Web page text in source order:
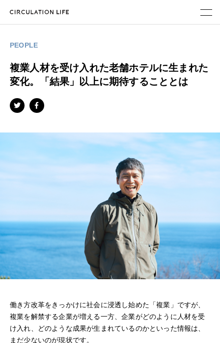
PARALLEL WORK
MAGAZINE
地域企業・自治体のみなさまへ
PEOPLE
複業人材を受け入れた老舗ホテルに生まれた
変化。「結果」以上に期待することとは
働き方改革をきっかけに社会に浸透し始めた「複業」ですが、
複業を解禁する企業が増える一方、企業がどのように人材を受
け入れ、どのような成果が生まれているのかといった情報は、
まだ少ないのが現状です。